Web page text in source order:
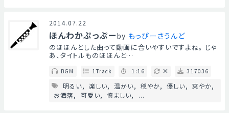
2014.07.22
ほんわかぷっぷーby もっぴーさうんど
のほほんとした曲って動画に合いやすいですよね。 じゃ
あ、タイトルものほほんと…
BGM 1Track 1:16 317036
明るい 楽しい 温かい 穏やか 優しい
爽やか
お洒落
可愛い 慎ましい ...